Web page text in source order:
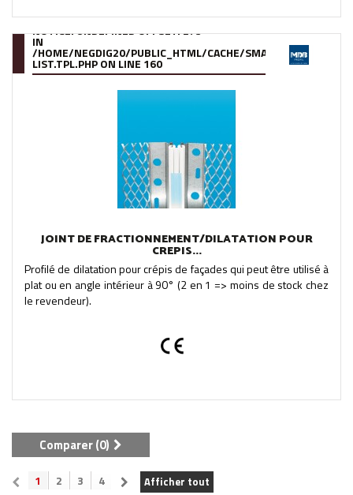
NOTICE: UNDEFINED OFFSET: 273
IN
/HOME/NEGDIG20/PUBLIC_HTML/CACHE/SMARTY/
LIST.TPL.PHPON LINE 160
JOINT DE FRACTIONNEMENT/DILATATION POUR
CREPIS...
Profilé de dilatation pour crépis de façades qui peut être utilisé à
plat ou en angle intérieur à 90° (2 en 1 => moins de stock chez
le revendeur).
Comparer (0)
Afficher tout
1 2 3 4